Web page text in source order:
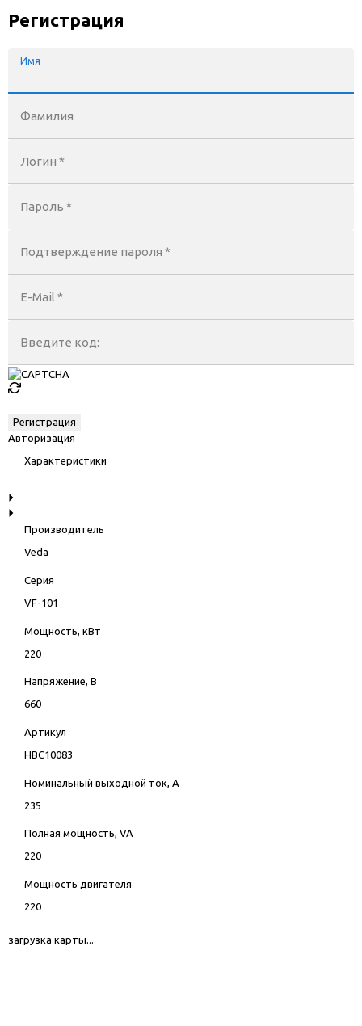
Регистрация
Имя
Фамилия
Логин *
Пароль *
Подтверждение пароля *
E-Mail *
Введите код:
Авторизация
Характеристики
Производитель
Veda
Серия
VF-101
Мощность, кВт
220
Напряжение, В
660
Артикул
HBC10083
Номинальный выходной ток, А
235
Полная мощность, VA
220
Мощность двигателя
220
загрузка карты...